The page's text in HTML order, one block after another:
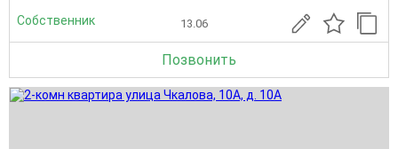
Собственник 13.06
Позвонить